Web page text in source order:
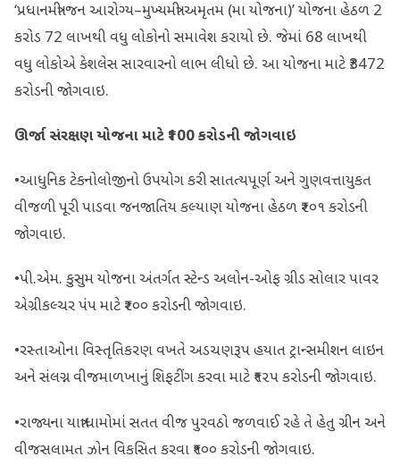
‘પ્રધાનમંત્રી જન આરોગ્ય–મુખ્યમંત્રી અમૃતમ (મા યોજના)’ યોજના હેઠળ 2
કરોડ 72 લાખથી વધુ લોકોનો સમાવેશ કરાયો છે. જેમાં 68 લાખથી
વધુ લોકોએ કેશલેસ સારવારનો લાભ લીધો છે. આ યોજના માટે ₹3472
કરોડની જોગવાઇ.
ઊર્જા સંરક્ષણ યોજના માટે₹100કરોડની જોગવાઇ
•આધુનિક ટેકનોલોજીનો ઉપયોગ કરી સાતત્યપૂર્ણ અને ગુણવત્તાયુકત
વીજળી પૂરી પાડવા જનજાતિય કલ્યાણ યોજના હેઠળ ₹૨૦૧ કરોડની
જોગવાઇ.
•પી.એમ. કુસુમ યોજના અંતર્ગત સ્ટેન્ડ અલોન-ઓફ ગ્રીડ સોલાર પાવર
એગ્રીકલ્ચર પંપ માટે ₹૨૦૦ કરોડની જોગવાઇ.
•રસ્તાઓના વિસ્તૃતિકરણ વખતે અડચણરૂપ હયાત ટ્રાન્‍સમીશન લાઇન
અને સંલગ્ન વીજમાળખાનું શિફટીંગ કરવા માટે ₹૧૨૫ કરોડની જોગવાઇ.
•રાજ્યના યાત્રાધામોમાં સતત વીજ પુરવઠો જળવાઈ રહે તે હેતુ ગ્રીન અને
વીજસલામત ઝોન વિકસિત કરવા ₹૧૦૦ કરોડની જોગવાઇ.